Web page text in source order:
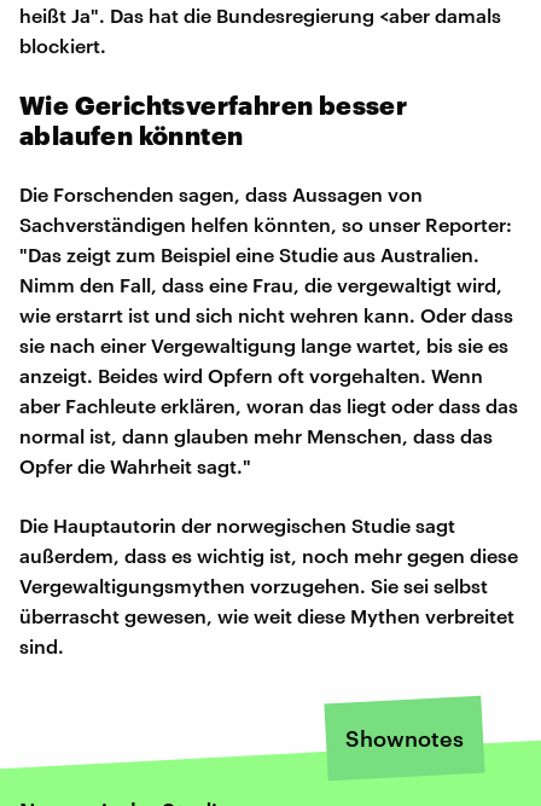
heißt Ja". Das hat die Bundesregierung <aber damals
blockiert.
Wie Gerichtsverfahren besser
ablaufen könnten
Die Forschenden sagen, dass Aussagen von
Sachverständigen helfen könnten, so unser Reporter:
"Das zeigt zum Beispiel eine Studie aus Australien.
Nimm den Fall, dass eine Frau, die vergewaltigt wird,
wie erstarrt ist und sich nicht wehren kann. Oder dass
sie nach einer Vergewaltigung lange wartet, bis sie es
anzeigt. Beides wird Opfern oft vorgehalten. Wenn
aber Fachleute erklären, woran das liegt oder dass das
normal ist, dann glauben mehr Menschen, dass das
Opfer die Wahrheit sagt."
Die Hauptautorin der norwegischen Studie sagt
außerdem, dass es wichtig ist, noch mehr gegen diese
Vergewaltigungsmythen vorzugehen. Sie sei selbst
überrascht gewesen, wie weit diese Mythen verbreitet
sind.
Shownotes